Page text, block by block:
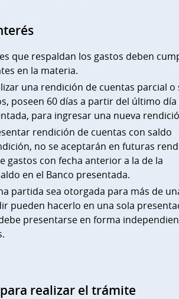
que respaldan los gastos deben
en la materia.
una rendición de cuentas parcial o
poseen 60 días a partir del último día
para ingresar una nueva
rendición de cuentas con saldo
no se aceptarán en futuras
gastos con fecha anterior a la de la
en el Banco presentada.
partida sea otorgada para más de
pueden hacerlo en una sola
presentarse en forma
realizar el trámite